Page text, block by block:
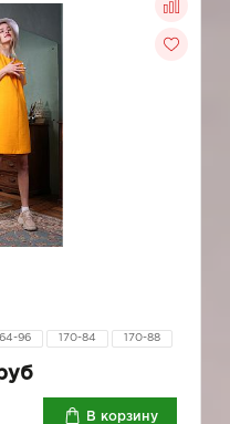
164-96 170-84 170-88
В корзину